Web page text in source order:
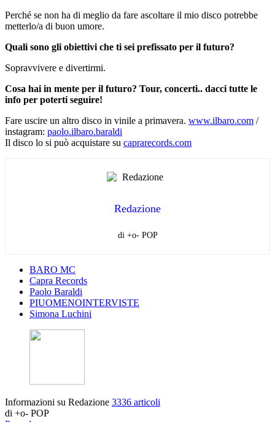
Perché se non ha di meglio da fare ascoltare il mio disco potrebbe
metterlo/a di buon umore.
Quali sono gli obiettivi che ti sei prefissato per il futuro?
Sopravvivere e divertirmi.
Cosa hai in mente per il futuro? Tour, concerti.. dacci tutte le
info per poterti seguire!
Fare uscire un altro disco in vinile a primavera. www.ilbaro.com /
instagram: paolo.ilbaro.baraldi
Il disco lo si può acquistare su caprarecords.com
Redazione
di +o- POP
BARO MC
Capra Records
Paolo Baraldi
PIUOMENOINTERVISTE
Simona Luchini
Informazioni su Redazione 3336 articoli
di +o- POP